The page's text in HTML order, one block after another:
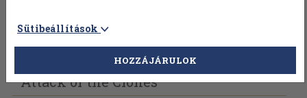
Vissza az előző oldalra Válasszon példányt
Attack of the Clones
Sütibeállítások
HOZZÁJÁRULOK